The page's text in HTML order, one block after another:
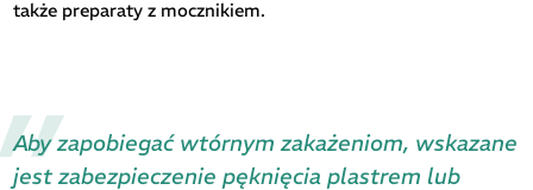
także preparaty z mocznikiem.
Aby zapobiegać wtórnym zakażeniom, wskazane
jest zabezpieczenie pęknięcia plastrem lub